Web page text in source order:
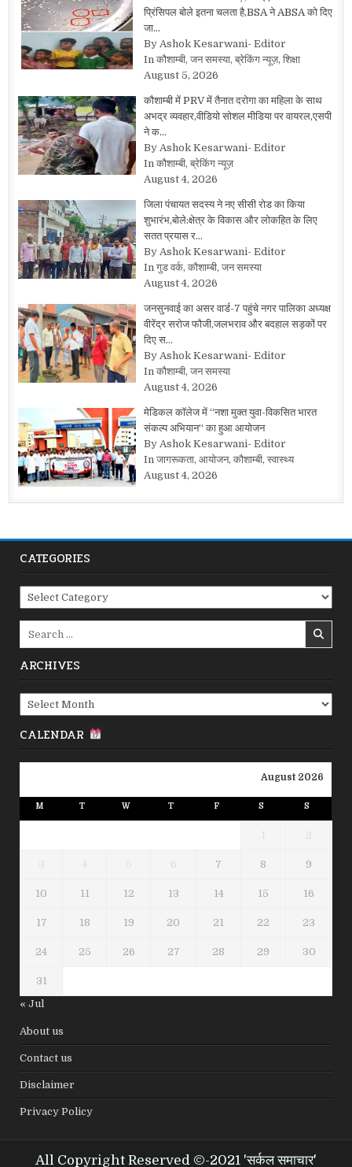
प्रिंसिपल बोले इतना चलता है,BSA ने ABSA को दिए
जा…
By Ashok Kesarwani- Editor
In कौशाम्बी, जन समस्या, ब्रेकिंग न्यूज़, शिक्षा
August 5, 2026
कौशाम्बी में PRV में तैनात दरोगा का महिला के साथ
अभद्र व्यवहार,वीडियो सोशल मीडिया पर वायरल,एसपी
ने क…
By Ashok Kesarwani- Editor
In कौशाम्बी, ब्रेकिंग न्यूज़
August 4, 2026
जिला पंचायत सदस्य ने नए सीसी रोड का किया
शुभारंभ,बोले:क्षेत्र के विकास और लोकहित के लिए
सतत प्रयास र…
By Ashok Kesarwani- Editor
In गुड वर्क, कौशाम्बी, जन समस्या
August 4, 2026
जनसुनवाई का असर वार्ड-7 पहुंचे नगर पालिका अध्यक्ष
वीरेंद्र सरोज फौजी,जलभराव और बदहाल सड़कों पर
दिए स…
By Ashok Kesarwani- Editor
In कौशाम्बी, जन समस्या
August 4, 2026
मेडिकल कॉलेज में “नशा मुक्त युवा-विकसित भारत
संकल्प अभियान“ का हुआ आयोजन
By Ashok Kesarwani- Editor
In जागरूकता, आयोजन, कौशाम्बी, स्वास्थ्य
August 4, 2026
CATEGORIES
Categories
ARCHIVES
Archives
CALENDAR
August 2026
M T W T F S S
1 2
3 4 5 6 7 8 9
10 11 12 13 14 15 16
17 18 19 20 21 22 23
24 25 26 27 28 29 30
31
« Jul
About us
Contact us
Disclaimer
Privacy Policy
All Copyright Reserved ©-2021 'सर्कल समाचार'